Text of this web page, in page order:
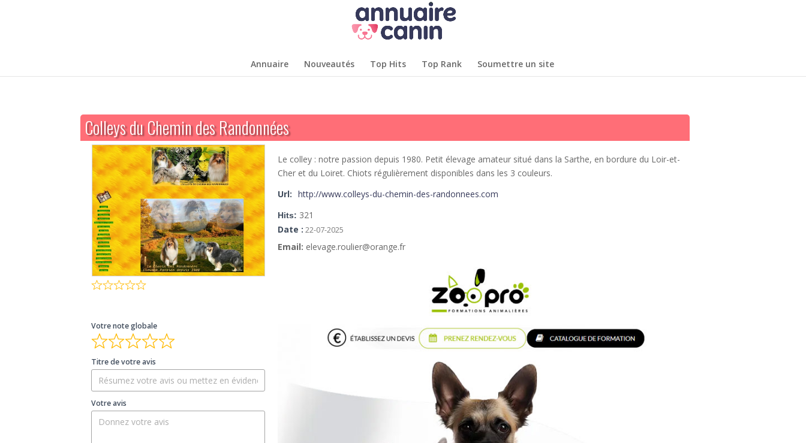
Annuaire Nouveautés Top Hits Top Rank Soumettre un site
Colleys du Chemin des Randonnées
Votre note globale
Titre de votre avis
Votre avis
Le colley : notre passion depuis 1980. Petit élevage amateur situé dans la Sarthe, en bordure du Loir-et-
Cher et du Loiret. Chiots régulièrement disponibles dans les 3 couleurs.
Url: http://www.colleys-du-chemin-des-randonnees.com
Hits: 321
Date : 22-07-2025
Email: elevage.roulier@orange.fr